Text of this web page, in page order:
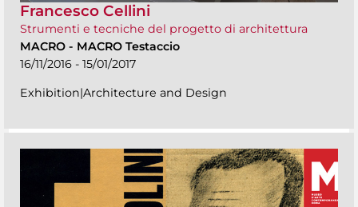
Francesco Cellini
Strumenti e tecniche del progetto di architettura
MACRO - MACRO Testaccio
16/11/2016 - 15/01/2017
Exhibition|Architecture and Design